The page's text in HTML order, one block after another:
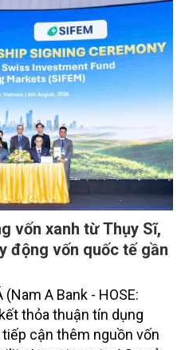
vốn xanh từ Thụy Sĩ,
động vốn quốc tế gần
A Bank - HOSE:
thỏa thuận tín dụng
tiếp cận thêm nguồn vốn